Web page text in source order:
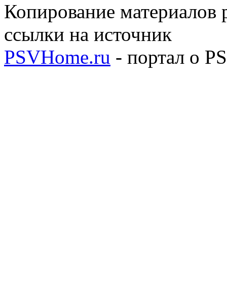
Копирование материалов
ссылки на источник
PSVHome.ru - портал о